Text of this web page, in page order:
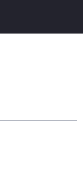
хоккейной